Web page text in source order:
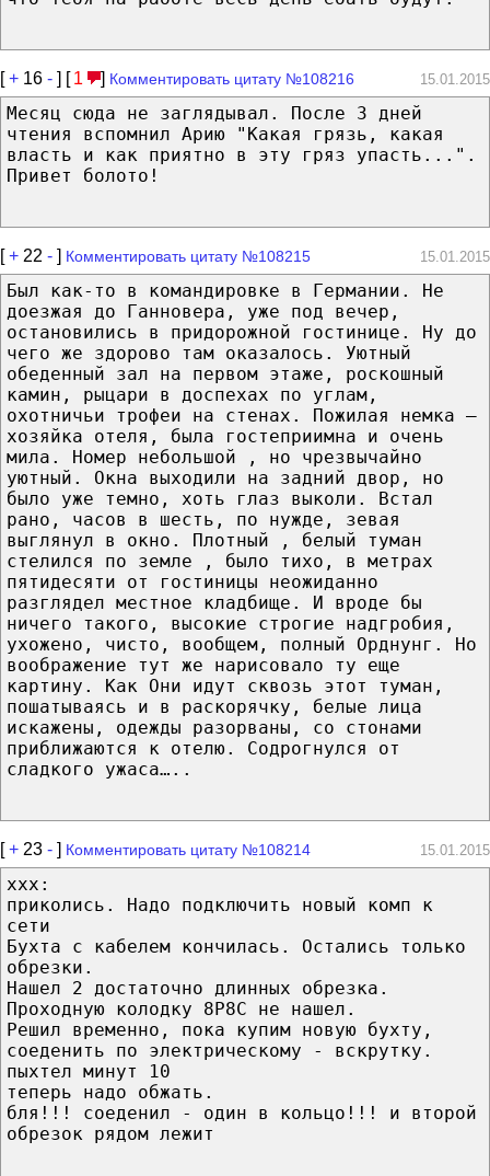
[+ 16 - ] [ 1 ] Комментировать цитату №108216 15.01.2015
Месяц сюда не заглядывал. После 3 дней
чтения вспомнил Арию "Какая грязь, какая
власть и как приятно в эту гряз упасть...".
Привет болото!
[+ 22 - ] Комментировать цитату №108215 15.01.2015
Был как-то в командировке в Германии. Не
доезжая до Ганновера, уже под вечер,
остановились в придорожной гостинице. Ну до
чего же здорово там оказалось. Уютный
обеденный зал на первом этаже, роскошный
камин, рыцари в доспехах по углам,
охотничьи трофеи на стенах. Пожилая немка –
хозяйка отеля, была гостеприимна и очень
мила. Номер небольшой , но чрезвычайно
уютный. Окна выходили на задний двор, но
было уже темно, хоть глаз выколи. Встал
рано, часов в шесть, по нужде, зевая
выглянул в окно. Плотный , белый туман
стелился по земле , было тихо, в метрах
пятидесяти от гостиницы неожиданно
разглядел местное кладбище. И вроде бы
ничего такого, высокие строгие надгробия,
ухожено, чисто, вообщем, полный Орднунг. Но
воображение тут же нарисовало ту еще
картину. Как Они идут сквозь этот туман,
пошатываясь и в раскорячку, белые лица
искажены, одежды разорваны, со стонами
приближаются к отелю. Содрогнулся от
сладкого ужаса…..
[+ 23 - ] Комментировать цитату №108214 15.01.2015
xxx:
приколись. Надо подключить новый комп к
сети
Бухта с кабелем кончилась. Остались только
обрезки.
Нашел 2 достаточно длинных обрезка.
Проходную колодку 8P8C не нашел.
Решил временно, пока купим новую бухту,
соеденить по электрическому - вскрутку.
пыхтел минут 10
теперь надо обжать.
бля!!! соеденил - один в кольцо!!! и второй
обрезок рядом лежит